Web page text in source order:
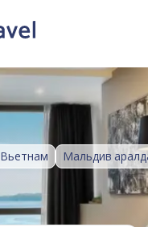
Вьетнам Мальдив